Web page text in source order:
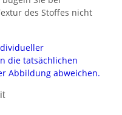
des Stoffes nicht
die tatsächlichen
Abbildung abweichen.